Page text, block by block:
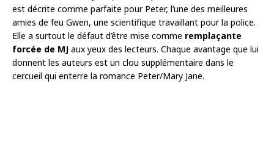
est décrite comme parfaite pour Peter, l’une des meilleures
amies de feu Gwen, une scientifique travaillant pour la police.
Elle a surtout le défaut d’être mise comme remplaçante
forcée de MJ aux yeux des lecteurs. Chaque avantage que lui
donnent les auteurs est un clou supplémentaire dans le
cercueil qui enterre la romance Peter/Mary Jane.